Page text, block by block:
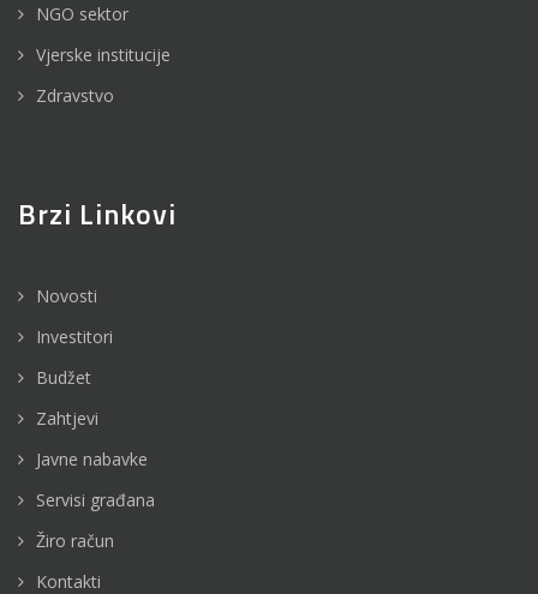
NGO sektor
Vjerske institucije
Zdravstvo
Brzi Linkovi
Novosti
Investitori
Budžet
Zahtjevi
Javne nabavke
Servisi građana
Žiro račun
Kontakti